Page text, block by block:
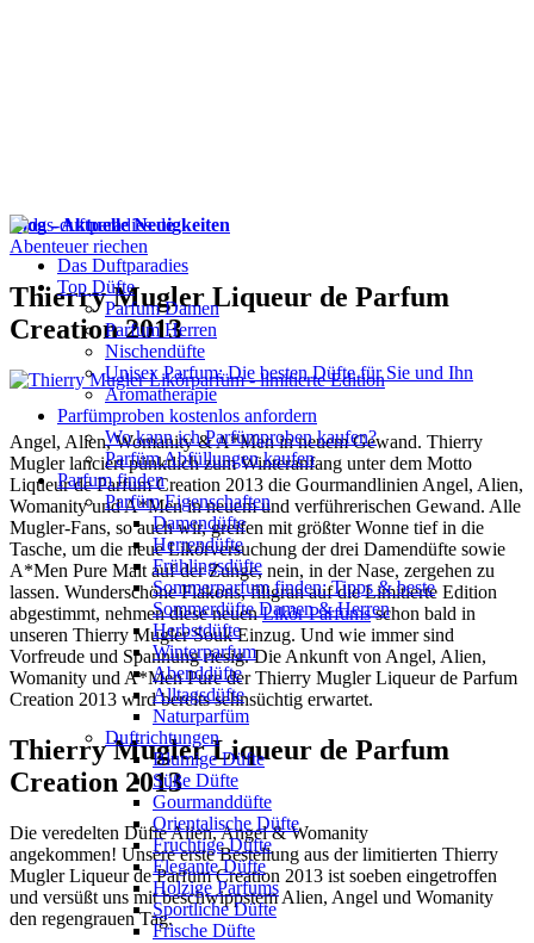
Das Duftparadies
Top Düfte
Parfum Damen
Parfum Herren
Nischendüfte
Unisex Parfum: Die besten Düfte für Sie und Ihn
Aromatherapie
Parfümproben kostenlos anfordern
Wo kann ich Parfümproben kaufen?
Parfüm Abfüllungen kaufen
Parfum finden
Parfüm Eigenschaften
Damendüfte
Herrendüfte
Frühlingsdüfte
Sommerparfum finden: Tipps & beste
Sommerdüfte Damen & Herren
Herbstdüfte
Winterparfum
Abenddüfte
Alltagsdüfte
Naturparfüm
Duftrichtungen
Blumige Düfte
Süße Düfte
Gourmanddüfte
Orientalische Düfte
Fruchtige Düfte
Elegante Düfte
Holzige Parfums
Sportliche Düfte
Frische Düfte
Blog - Aktuelle Neuigkeiten
Abenteuer riechen
Thierry Mugler Liqueur de Parfum
Creation 2013
Angel, Alien, Womanity & A*Men in neuem Gewand. Thierry
Mugler lanciert pünktlich zum Winteranfang unter dem Motto
Liqueur de Parfum Creation 2013 die Gourmandlinien Angel, Alien,
Womanity und A*Men in neuem und verführerischen Gewand. Alle
Mugler-Fans, so auch wir, greifen mit größter Wonne tief in die
Tasche, um die neue Likörversuchung der drei Damendüfte sowie
A*Men Pure Malt auf der Zunge, nein, in der Nase, zergehen zu
lassen. Wunderschöne Flakons, filigran auf die Limitierte Edition
abgestimmt, nehmen diese neuenLikör Parfumsschon bald in
unseren Thierry Mugler Souk Einzug. Und wie immer sind
Vorfreude und Spannung riesig. Die Ankunft von Angel, Alien,
Womanity und A*Men Pure der Thierry Mugler Liqueur de Parfum
Creation 2013 wird bereits sehnsüchtig erwartet.
Thierry Mugler Liqueur de Parfum
Creation 2013
Die veredelten Düfte Alien, Angel & Womanity
angekommen! Unsere erste Bestellung aus der limitierten Thierry
Mugler Liqueur de Parfum Creation 2013 ist soeben eingetroffen
und versüßt uns mit beschwippstem Alien, Angel und Womanity
den regengrauen Tag.